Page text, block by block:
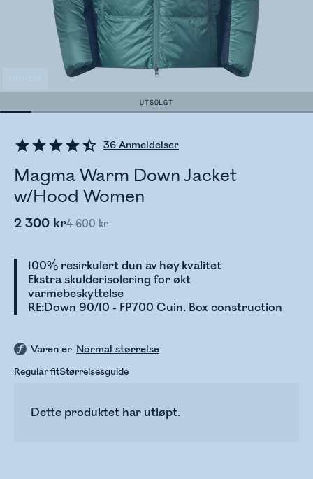
UTSOLGT
36 Anmeldelser
Magma Warm Down Jacket
w/Hood Women
2 300 kr4 600 kr
100% resirkulert dun av høy kvalitet
Ekstra skulderisolering for økt
varmebeskyttelse
RE:Down 90/10 - FP700 Cuin. Box construction
Varen er Normal størrelse
Regular fitStørrelsesguide
Dette produktet har utløpt.